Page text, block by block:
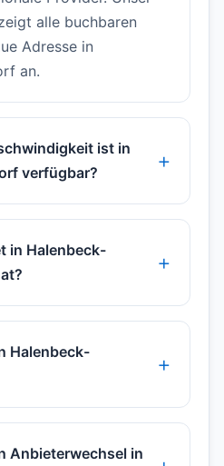
alle buchbaren
Adresse in
an.
ist in
verfügbar?
in Halenbeck-
Halenbeck-
Anbieterwechsel in